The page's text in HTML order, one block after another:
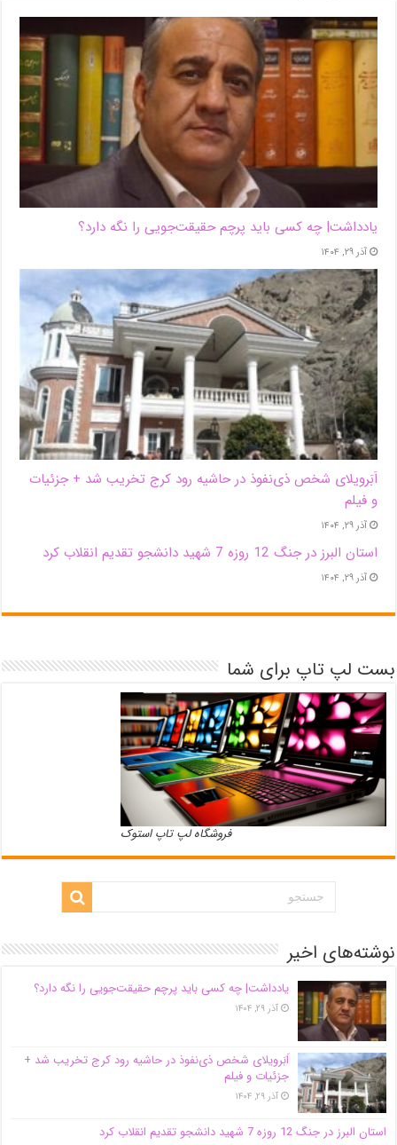
یادداشت| ‌چه کسی باید پرچم حقیقت‌جویی را نگه دارد؟
آذر ۲۹, ۱۴۰۴
اَبَر‌ویلای شخص ذی‌نفوذ در حاشیه‌ رود کرج تخریب شد + جزئیات
و فیلم
آذر ۲۹, ۱۴۰۴
استان البرز در جنگ 12 روزه 7 شهید دانشجو تقدیم انقلاب کرد
آذر ۲۹, ۱۴۰۴
بست لپ تاپ برای شما
فروشگاه لپ تاپ استوک
نوشته‌های اخیر
یادداشت| ‌چه کسی باید پرچم حقیقت‌جویی را نگه دارد؟
آذر ۲۹, ۱۴۰۴
اَبَر‌ویلای شخص ذی‌نفوذ در حاشیه‌ رود کرج تخریب شد +
جزئیات و فیلم
آذر ۲۹, ۱۴۰۴
استان البرز در جنگ 12 روزه 7 شهید دانشجو تقدیم انقلاب کرد